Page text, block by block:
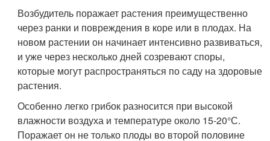
Возбудитель поражает растения преимущественно
через ранки и повреждения в коре или в плодах. На
новом растении он начинает интенсивно развиваться,
и уже через несколько дней созревают споры,
которые могут распространяться по саду на здоровые
растения.
Особенно легко грибок разносится при высокой
влажности воздуха и температуре около 15-20°С.
Поражает он не только плоды во второй половине